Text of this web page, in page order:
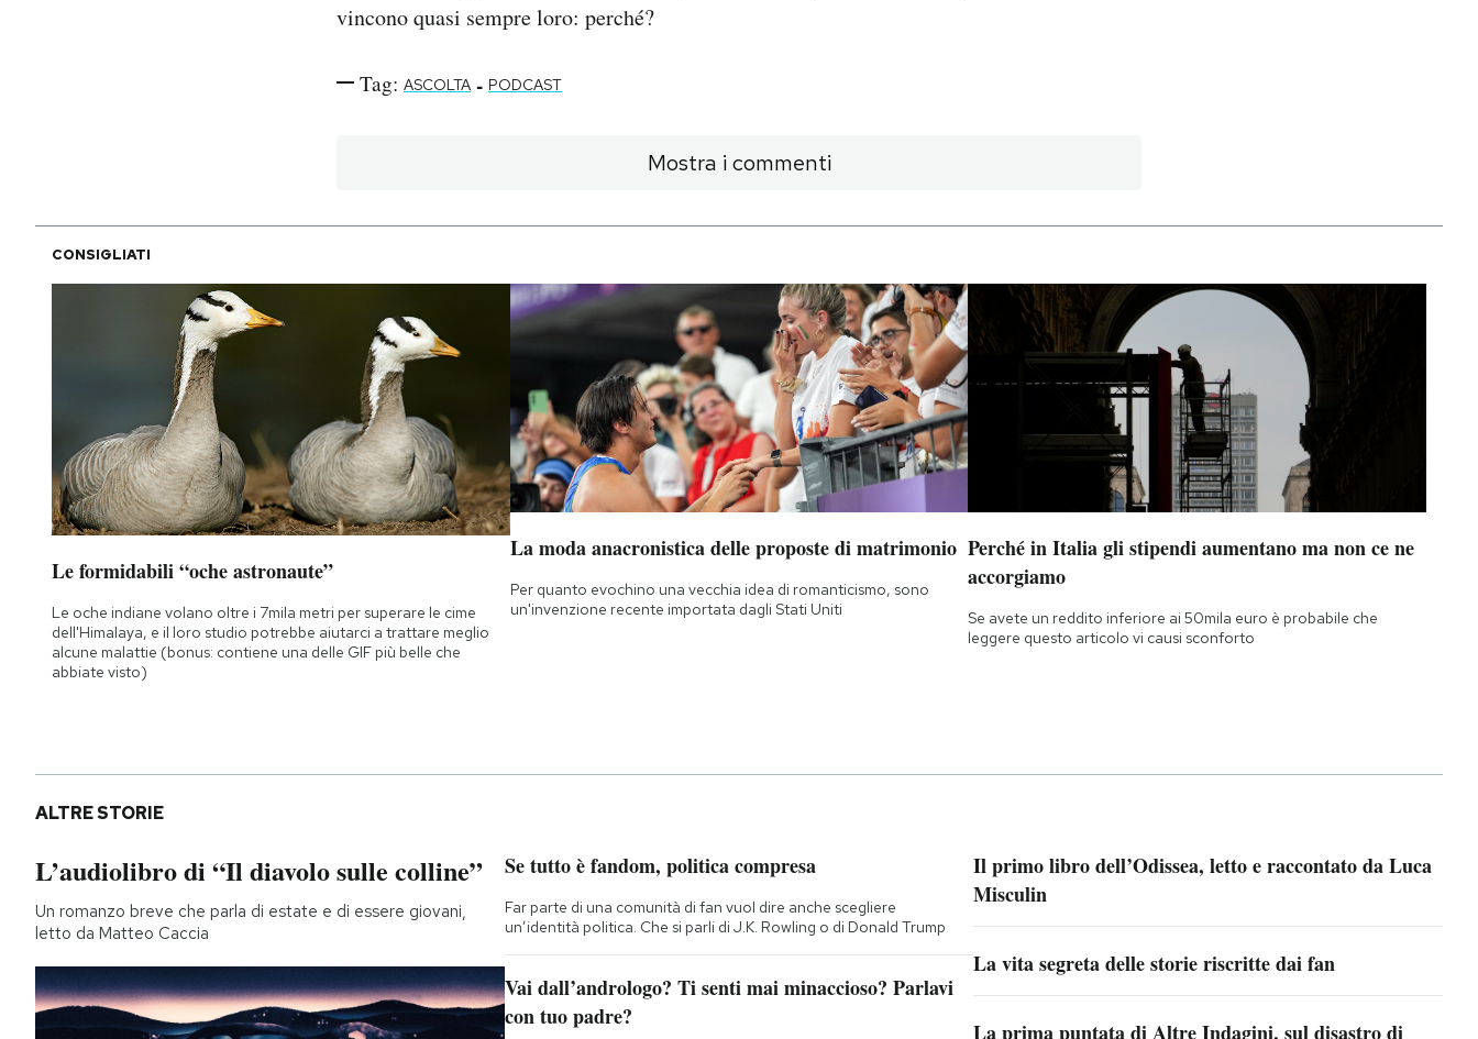
vincono quasi sempre loro: perché?
Tag: ASCOLTA - PODCAST
Mostra i commenti
CONSIGLIATI
Le formidabili “oche astronaute”
Le oche indiane volano oltre i 7mila metri per superare le cime
dell'Himalaya, e il loro studio potrebbe aiutarci a trattare meglio
alcune malattie (bonus: contiene una delle GIF più belle che
abbiate visto)
La moda anacronistica delle proposte di matrimonio
Per quanto evochino una vecchia idea di romanticismo, sono
un'invenzione recente importata dagli Stati Uniti
Perché in Italia gli stipendi aumentano ma non ce ne
accorgiamo
Se avete un reddito inferiore ai 50mila euro è probabile che
leggere questo articolo vi causi sconforto
ALTRE STORIE
L’audiolibro di “Il diavolo sulle colline”
Un romanzo breve che parla di estate e di essere giovani,
letto da Matteo Caccia
Se tutto è fandom, politica compresa
Far parte di una comunità di fan vuol dire anche scegliere
un’identità politica. Che si parli di J.K. Rowling o di Donald Trump
Vai dall’andrologo? Ti senti mai minaccioso? Parlavi
con tuo padre?
Il primo libro dell’Odissea, letto e raccontato da Luca
Misculin
La vita segreta delle storie riscritte dai fan
La prima puntata di Altre Indagini, sul disastro di